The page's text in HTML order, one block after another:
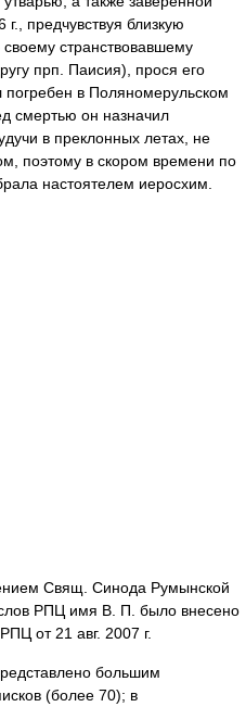
предчувствуя близкую
странствовавшему
прп. Паисия), прося его
в Поляномерульском
смертью он назначил
в преклонных летах, не
поэтому в скором времени по
настоятелем иеросхим.
Свящ. Синода Румынской
РПЦ имя В. П. было внесено
от 21 авг. 2007 г.
большим
(более 70); в